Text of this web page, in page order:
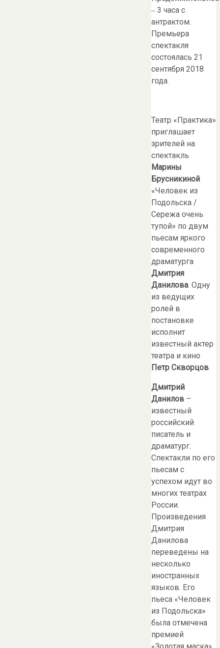
‒ 3 часа с
антрактом.
Премьера
спектакля
состоялась 21
сентября 2018
года.
Театр «Практика»
приглашает
зрителей на
спектакль
Марины
Брусникиной
«Человек из
Подольска /
Сережа очень
тупой» по двум
пьесам яркого
современного
драматурга
Дмитрия
Данилова. Одну
из ведущих
ролей в
постановке
исполнит
известный актер
театра и кино
Петр Скворцов.
Дмитрий
Данилов –
известный
российский
писатель и
драматург.
Спектакли по его
пьесам с
успехом идут во
многих театрах
России.
Произведения
Дмитрия
Данилова
переведены на
несколько
иностранных
языков. Его
пьеса «Человек
из Подольска»
была отмечена
премией